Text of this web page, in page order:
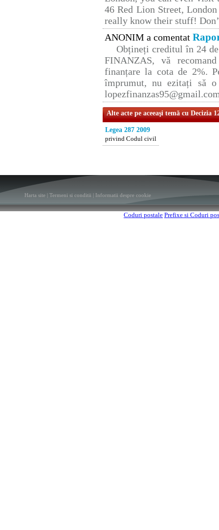
46 Red Lion Street,
really know their stuff!
ANONIM a comentat
Obțineți creditul în 24
FINANZAS, vă
finanțare la cota de 2%.
împrumut, nu ezitați să
Alte acte pe aceeaşi temă cu Decizia
Legea 287 2009
privind Codul civil
Harta site Termeni si conditii Informatii despre cookie
Coduri postale Prefixe si Coduri